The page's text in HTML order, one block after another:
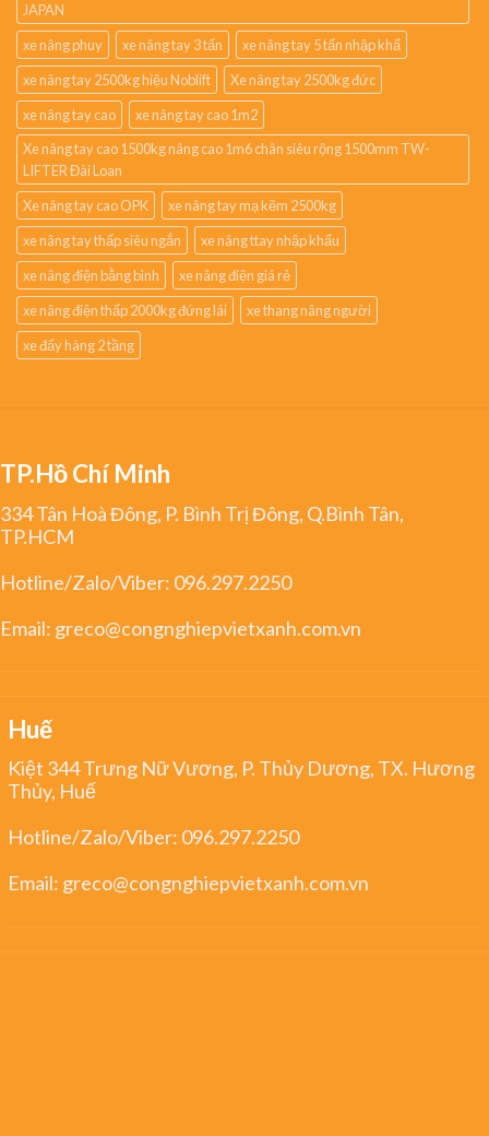
JAPAN
xe nâng phuy
xe nâng tay 3 tấn
xe nâng tay 5 tấn nhập khẩ
xe nâng tay 2500kg hiệu Noblift
Xe nâng tay 2500kg đức
xe nâng tay cao
xe nâng tay cao 1m2
Xe nâng tay cao 1500kg nâng cao 1m6 chân siêu rộng 1500mm TW-
LIFTER Đài Loan
Xe nâng tay cao OPK
xe nâng tay mạ kẽm 2500kg
xe nâng tay thấp siêu ngắn
xe nâng ttay nhập khẩu
xe nâng điện bằng bình
xe nâng điện giá rẻ
xe nâng điện thấp 2000kg đứng lái
xe thang nâng người
xe đẩy hàng 2 tầng
TP.Hồ Chí Minh
334 Tân Hoà Đông, P. Bình Trị Đông, Q.Bình Tân,
TP.HCM
Hotline/Zalo/Viber: 096.297.2250
Email: greco@congnghiepvietxanh.com.vn
Huế
Kiệt 344 Trưng Nữ Vương, P. Thủy Dương, TX. Hương
Thủy, Huế
Hotline/Zalo/Viber: 096.297.2250
Email: greco@congnghiepvietxanh.com.vn